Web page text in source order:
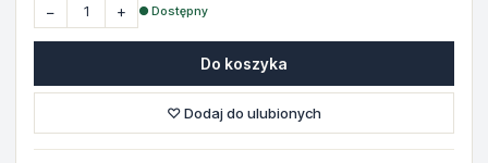
− + ● Dostępny
Do koszyka
♡ Dodaj do ulubionych